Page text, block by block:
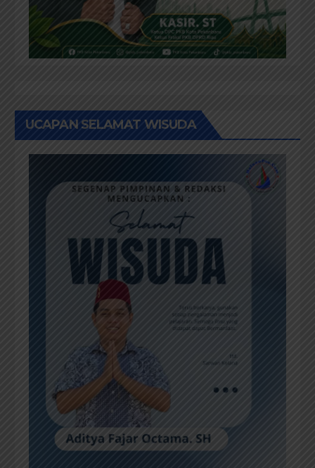
UCAPAN SELAMAT WISUDA